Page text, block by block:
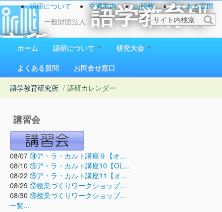
一般財団法人
語学教育研
究所
1923（大正12）年創立
語研について 交通案内 出版物
よくある質問
お問い合わせ
ホーム 語研について
研究大会
よくある質問
お問合せ窓口
語学教育研究所 / 語研カレンダー
講習会
08/07 ⑭ア・ラ・カルト講座９【オ...
08/10 ⑮ア・ラ・カルト講座10【OL...
08/22 ⑯ア・ラ・カルト講座11【オ...
08/29 ⑰授業づくりワークショップ...
08/30 ⑱授業づくりワークショップ...
一覧...